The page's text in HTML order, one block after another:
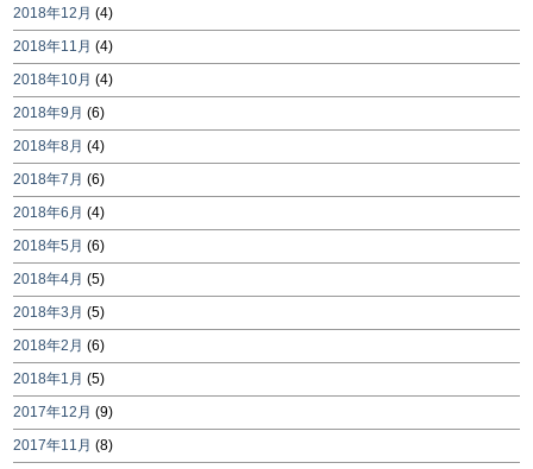
2018年12月 (4)
2018年11月 (4)
2018年10月 (4)
2018年9月 (6)
2018年8月 (4)
2018年7月 (6)
2018年6月 (4)
2018年5月 (6)
2018年4月 (5)
2018年3月 (5)
2018年2月 (6)
2018年1月 (5)
2017年12月 (9)
2017年11月 (8)